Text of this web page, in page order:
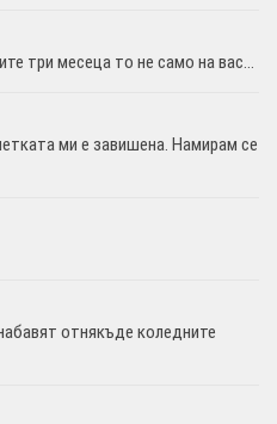
три месеца то не само на вас...
ми е завишена. Намирам се
отнякъде коледните